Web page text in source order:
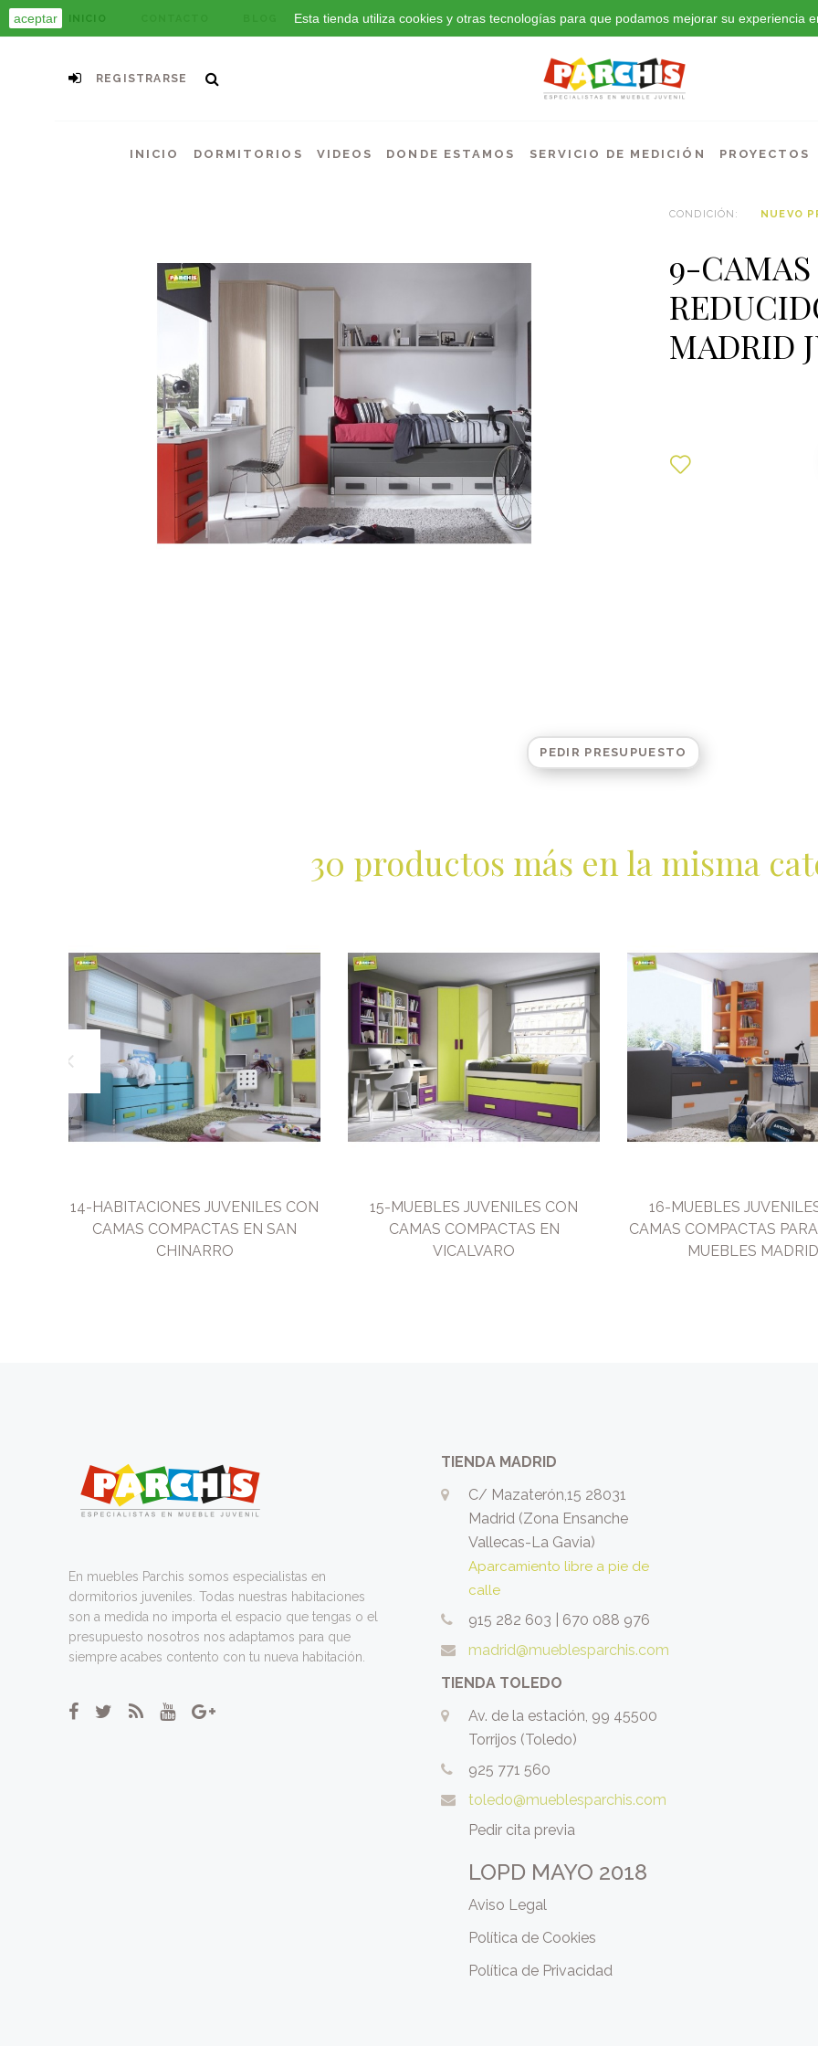
aceptar Esta tienda utiliza cookies y otras tecnologías para que podamos mejorar su experiencia
INICIO
REGISTRARSE
INICIO DORMITORIOS VIDEOS DONDE ESTAMOS SERVICIO DE MEDICIÓN PROYECTOS
CONDICIÓN: NUEVO
9-CAMAS
MADRID
PEDIR PRESUPUESTO
30 productos más en la misma
14-HABITACIONES JUVENILES CON
CAMAS COMPACTAS EN SAN
CHINARRO
15-MUEBLES JUVENILES CON
CAMAS COMPACTAS EN
VICALVARO
16-MUEBLES
CAMAS COMPACTAS
MUEBLES MADRID
En muebles Parchis somos especialistas en
dormitorios juveniles. Todas nuestras habitaciones
son a medida no importa el espacio que tengas o el
presupuesto nosotros nos adaptamos para que
siempre acabes contento con tu nueva habitación.
TIENDA MADRID
C/ Mazaterón,15 28031
Madrid (Zona Ensanche
Vallecas-La Gavia)
Aparcamiento libre a pie de
calle
915 282 603
670 088 976
madrid@mueblesparchis.com
TIENDA TOLEDO
Av. de la estación, 99 45500
Torrijos (Toledo)
925 771 560
toledo@mueblesparchis.com
Pedir cita previa
LOPD MAYO 2018
Aviso Legal
Política de Cookies
Política de Privacidad